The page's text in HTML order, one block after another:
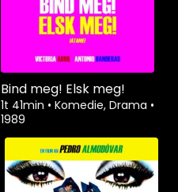
Bind meg! Elsk meg!
1t 41min • Komedie, Drama •
1989